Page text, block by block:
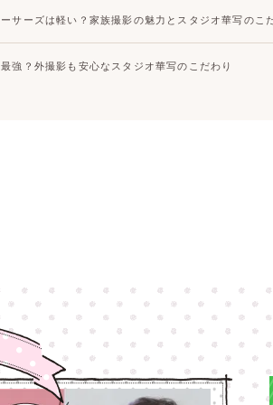
サーズは軽い？家族撮影の魅力とスタジオ華写のこ
強？外撮影も安心なスタジオ華写のこだわり